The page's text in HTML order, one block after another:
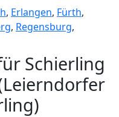
, Erlangen, Fürth,
, Regensburg,
Schierling